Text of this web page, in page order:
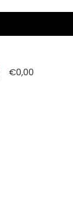
€0,00